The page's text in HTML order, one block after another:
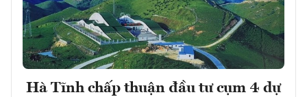
Hà Tĩnh chấp thuận đầu tư cụm 4 dự